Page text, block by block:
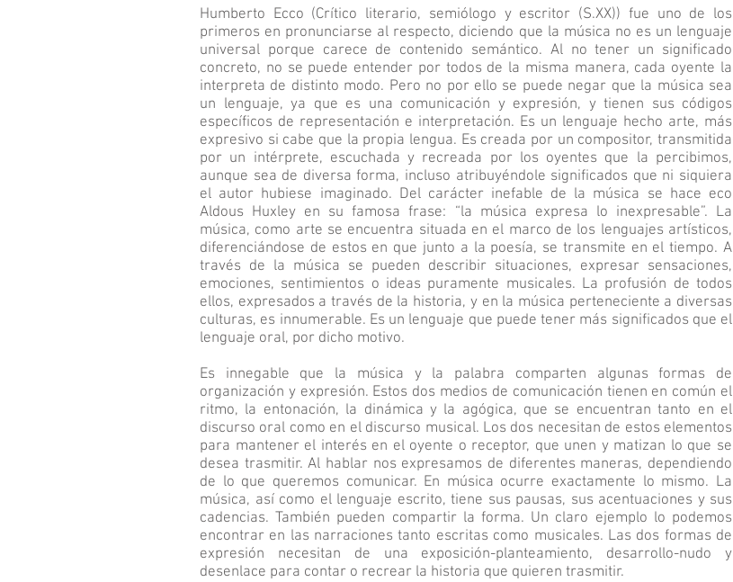
Humberto Ecco (Crítico literario, semiólogo y escritor (S.XX)) fue uno de los
primeros en pronunciarse al respecto, diciendo que la música no es un lenguaje
universal porque carece de contenido semántico. Al no tener un significado
concreto, no se puede entender por todos de la misma manera, cada oyente la
interpreta de distinto modo. Pero no por ello se puede negar que la música sea
un lenguaje, ya que es una comunicación y expresión, y tienen sus códigos
específicos de representación e interpretación. Es un lenguaje hecho arte, más
expresivo si cabe que la propia lengua. Es creada por un compositor, transmitida
por un intérprete, escuchada y recreada por los oyentes que la percibimos,
aunque sea de diversa forma, incluso atribuyéndole significados que ni siquiera
el autor hubiese imaginado. Del carácter inefable de la música se hace eco
Aldous Huxley en su famosa frase: “la música expresa lo inexpresable”. La
música, como arte se encuentra situada en el marco de los lenguajes artísticos,
diferenciándose de estos en que junto a la poesía, se transmite en el tiempo. A
través de la música se pueden describir situaciones, expresar sensaciones,
emociones, sentimientos o ideas puramente musicales. La profusión de todos
ellos, expresados a través de la historia, y en la música perteneciente a diversas
culturas, es innumerable. Es un lenguaje que puede tener más significados que el
lenguaje oral, por dicho motivo.
Es innegable que la música y la palabra comparten algunas formas de
organización y expresión. Estos dos medios de comunicación tienen en común el
ritmo, la entonación, la dinámica y la agógica, que se encuentran tanto en el
discurso oral como en el discurso musical. Los dos necesitan de estos elementos
para mantener el interés en el oyente o receptor, que unen y matizan lo que se
desea trasmitir. Al hablar nos expresamos de diferentes maneras, dependiendo
de lo que queremos comunicar. En música ocurre exactamente lo mismo. La
música, así como el lenguaje escrito, tiene sus pausas, sus acentuaciones y sus
cadencias. También pueden compartir la forma. Un claro ejemplo lo podemos
encontrar en las narraciones tanto escritas como musicales. Las dos formas de
expresión necesitan de una exposición-planteamiento, desarrollo-nudo y
desenlace para contar o recrear la historia que quieren trasmitir.